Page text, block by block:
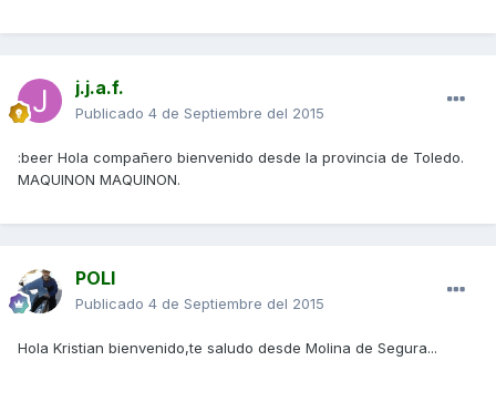
j.j.a.f.
Publicado 4 de Septiembre del 2015
:beer Hola compañero bienvenido desde la provincia de Toledo.
MAQUINON MAQUINON.
POLI
Publicado 4 de Septiembre del 2015
Hola Kristian bienvenido,te saludo desde Molina de Segura...